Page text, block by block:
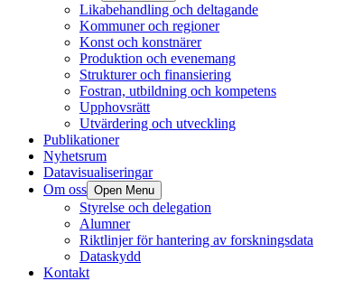
Likabehandling och deltagande
Kommuner och regioner
Konst och konstnärer
Produktion och evenemang
Strukturer och finansiering
Fostran, utbildning och kompetens
Upphovsrätt
Utvärdering och utveckling
Publikationer
Nyhetsrum
Datavisualiseringar
Om oss Open Menu
Styrelse och delegation
Alumner
Riktlinjer för hantering av forskningsdata
Dataskydd
Kontakt